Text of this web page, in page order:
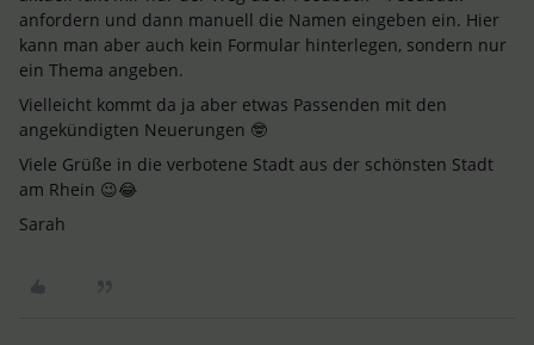
anfordern und dann manuell die Namen eingeben ein. Hier
kann man aber auch kein Formular hinterlegen, sondern nur
ein Thema angeben.
Vielleicht kommt da ja aber etwas Passenden mit den
angekündigten Neuerungen 🤓
Viele Grüße in die verbotene Stadt aus der schönsten Stadt
am Rhein 😉😂
Sarah